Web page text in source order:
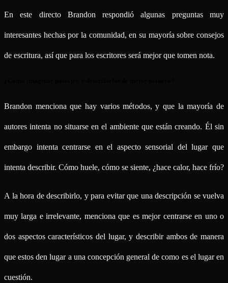
En este directo Brandon respondió algunas preguntas muy
interesantes hechas por la comunidad, en su mayoría sobre consejos
de escritura, así que para los escritores será mejor que tomen nota.
Brandon menciona que hay varios métodos, y que la mayoría de
autores intenta no situarse en el ambiente que están creando. Él sin
embargo intenta centrarse en el aspecto sensorial del lugar que
intenta describir. Cómo huele, cómo se siente, ¿hace calor, hace frío?
A la hora de describirlo, y para evitar que una descripción se vuelva
muy larga e irrelevante, menciona que es mejor centrarse en uno o
dos aspectos característicos del lugar, y describir ambos de manera
que estos den lugar a una concepción general de como es el lugar en
cuestión.